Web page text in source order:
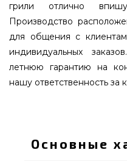
грили отлично
Производство
для общения с
индивидуальных
летнюю гарантию на
нашу ответственность за
самых лучших
доступной цене
Основные